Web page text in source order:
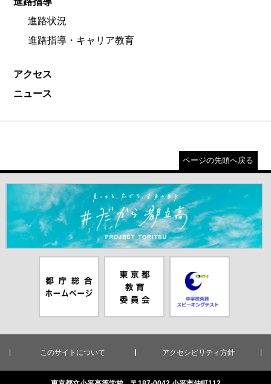
進路状況
進路指導・キャリア教育
アクセス
ニュース
ページの先頭へ戻る
＃だから都立高（別ウインドウが開きます）
ムページ（別
ウインドウが
員会（別ウイ
ンドウが開き
ピーキングテ
スト（別ウイ
ンドウが開き
このサイトについて アクセシビリティ方針